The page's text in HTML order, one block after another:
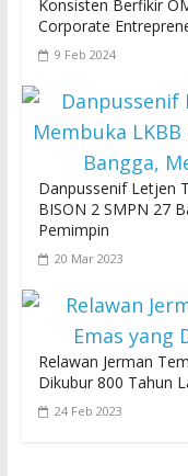
Konsisten Berfikir
Corporate
9 Feb 2024
Danpussenif Letjen
BISON 2 SMPN 27
Pemimpin
20 Mar 2023
Relawan Jerman
Dikubur 800 Tahun
24 Feb 2023